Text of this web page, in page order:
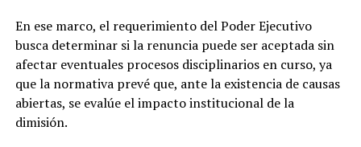
En ese marco, el requerimiento del Poder Ejecutivo
busca determinar si la renuncia puede ser aceptada sin
afectar eventuales procesos disciplinarios en curso, ya
que la normativa prevé que, ante la existencia de causas
abiertas, se evalúe el impacto institucional de la
dimisión.